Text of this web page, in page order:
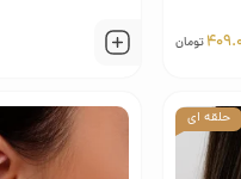
تومان
حلقه ای